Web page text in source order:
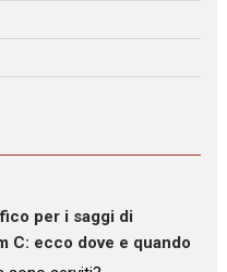
per i saggi di
C: ecco dove e quando